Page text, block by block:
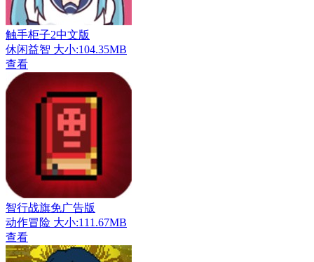
触手柜子2中文版
休闲益智 大小:104.35MB
查看
智行战旗免广告版
动作冒险 大小:111.67MB
查看